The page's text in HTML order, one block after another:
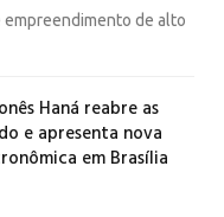
empreendimento de alto
Haná reabre as
e apresenta nova
em Brasília